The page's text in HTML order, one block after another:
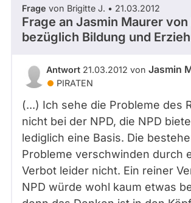
Frage von Brigitte J. • 21.03.2012
Frage an Jasmin Maurer von
bezüglich Bildung und
Antwort 21.03.2012 von Jasmin
PIRATEN
(...) Ich sehe die Probleme des
nicht bei der NPD, die NPD
lediglich eine Basis. Die
Probleme verschwinden durch
Verbot leider nicht. Ein reiner
NPD würde wohl kaum etwas